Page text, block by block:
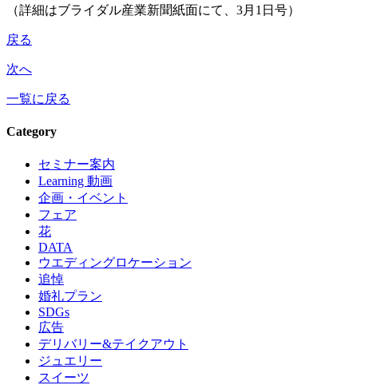
（詳細はブライダル産業新聞紙面にて、3月1日号）
戻る
次へ
一覧に戻る
Category
セミナー案内
Learning 動画
企画・イベント
フェア
花
DATA
ウエディングロケーション
追悼
婚礼プラン
SDGs
広告
デリバリー&テイクアウト
ジュエリー
スイーツ